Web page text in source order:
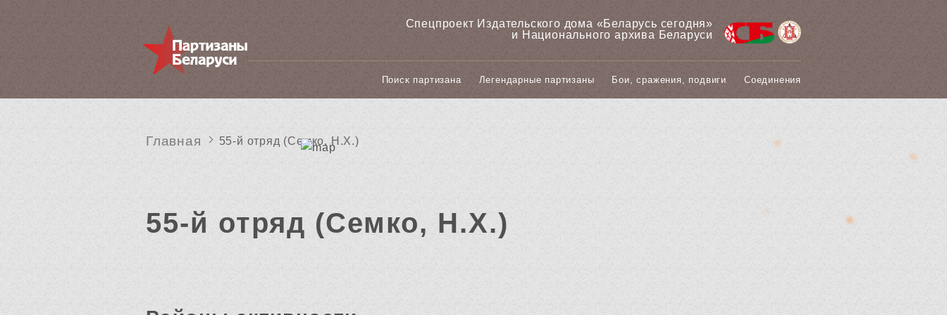
Спецпроект Издательского дома «‎Беларусь сегодня»
и Национального архива Беларуси
Поиск партизана Легендарные партизаны Бои, сражения, подвиги Соединения
Главная 55-й отряд (Семко, Н.Х.)
55-й отряд (Семко, Н.Х.)